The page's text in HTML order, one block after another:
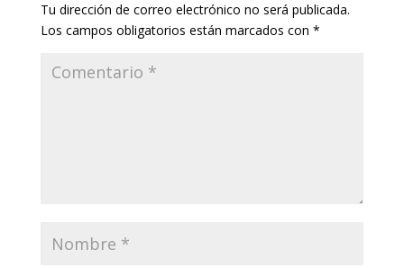
Tu dirección de correo electrónico no será publicada.
Los campos obligatorios están marcados con *